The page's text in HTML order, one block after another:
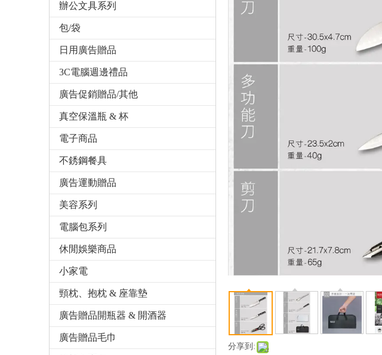
辦公文具系列
包/袋
日用廣告贈品
3C電腦週邊禮品
廣告促銷贈品/其他
真空保溫瓶 & 杯
電子商品
不銹鋼餐具
廣告運動贈品
美容系列
電腦包系列
休閒娛樂商品
小家電
頸枕、抱枕 & 座靠墊
廣告贈品開瓶器 & 開酒器
廣告贈品毛巾
分享到: